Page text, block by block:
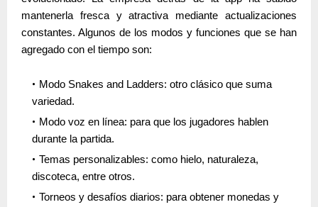
mantenerla fresca y atractiva mediante actualizaciones
constantes. Algunos de los modos y funciones que se han
agregado con el tiempo son:
Modo Snakes and Ladders: otro clásico que suma
variedad.
Modo voz en línea: para que los jugadores hablen
durante la partida.
Temas personalizables: como hielo, naturaleza,
discoteca, entre otros.
Torneos y desafíos diarios: para obtener monedas y